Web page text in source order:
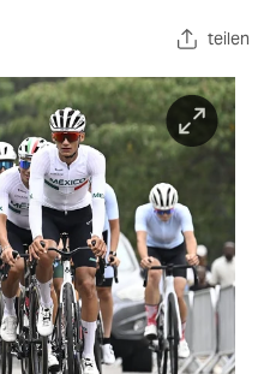
teilen